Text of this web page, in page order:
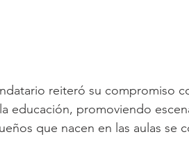
reiteró su compromiso
educación, promoviendo
que nacen en las aulas se